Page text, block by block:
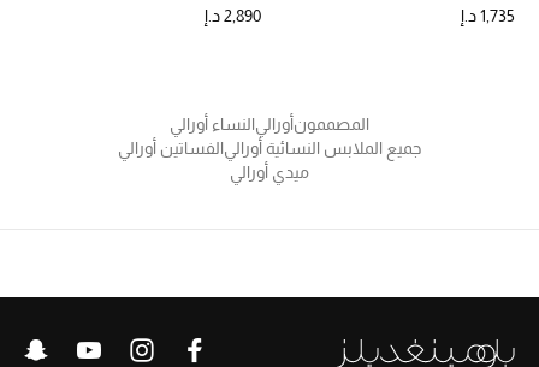
النساء
1,735 د.إ 2,890 د.إ
المصممونأوراليالنساء أورالي
جميع الملابس النسائية أوراليالفساتين أورالي
ميدي أورالي